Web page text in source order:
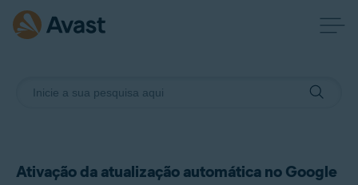
Ativação da atualização automática no Google